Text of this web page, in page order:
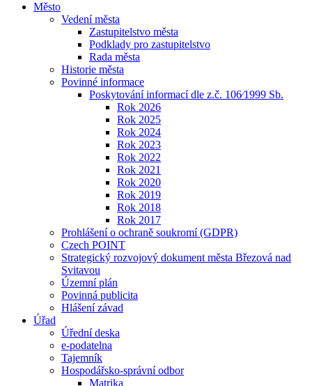
Město
Vedení města
Zastupitelstvo města
Podklady pro zastupitelstvo
Rada města
Historie města
Povinné informace
Poskytování informací dle z.č. 106⁄1999 Sb.
Rok 2026
Rok 2025
Rok 2024
Rok 2023
Rok 2022
Rok 2021
Rok 2020
Rok 2019
Rok 2018
Rok 2017
Prohlášení o ochraně soukromí (GDPR)
Czech POINT
Strategický rozvojový dokument města Březová nad
Svitavou
Územní plán
Povinná publicita
Hlášení závad
Úřad
Úřední deska
e-podatelna
Tajemník
Hospodářsko-správní odbor
Matrika